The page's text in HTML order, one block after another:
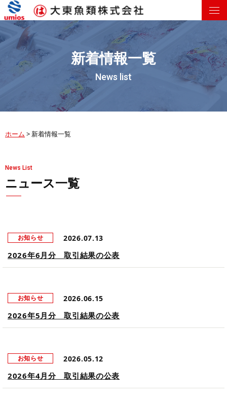
新着情報一覧
News list
ホーム > 新着情報一覧
News List
ニュース一覧
お知らせ 2026.07.13
2026年6月分 取引結果の公表
お知らせ 2026.06.15
2026年5月分 取引結果の公表
お知らせ 2026.05.12
2026年4月分 取引結果の公表